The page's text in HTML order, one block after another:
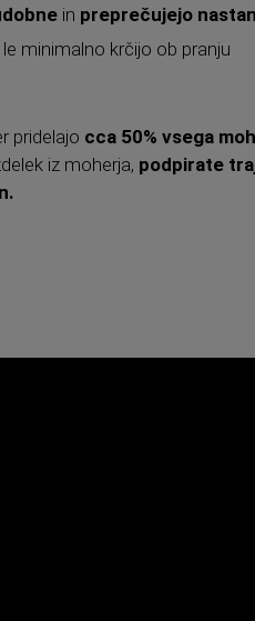
in preprečujejo
minimalno krčijo ob pranju
pridelajo cca 50% vsega
iz moherja, podpirate